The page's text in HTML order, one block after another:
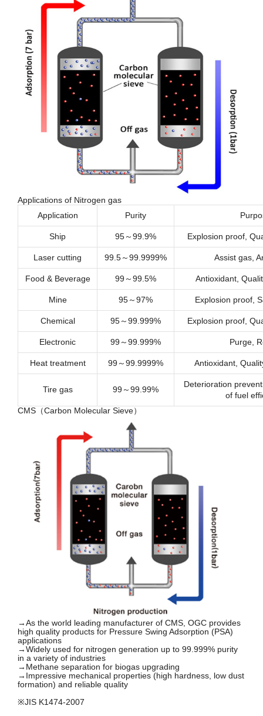
Applications of Nitrogen gas
Application
Purity
Ship 95～99.9% Explosion proof,
Laser cutting 99.5～99.9999% Assist gas,
Food & Beverage 99～99.5% Antioxidant,
Mine 95～97% Explosion proof,
Chemical 95～99.999% Explosion proof,
Electronic 99～99.999% Purge,
Heat treatment 99～99.9999% Antioxidant,
Tire gas 99～99.99%
Deterioration
of fuel
CMS（Carbon Molecular Sieve）
→As the world leading manufacturer of CMS, OGC provides
high quality products for Pressure Swing Adsorption (PSA)
applications
→Widely used for nitrogen generation up to 99.999% purity
in a variety of industries
→Methane separation for biogas upgrading
→Impressive mechanical properties (high hardness, low dust
formation) and reliable quality
※JIS K1474-2007